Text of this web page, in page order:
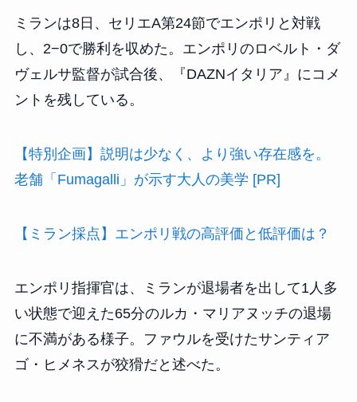
ミランは8日、セリエA第24節でエンポリと対戦
し、2−0で勝利を収めた。エンポリのロベルト・ダ
ヴェルサ監督が試合後、『DAZNイタリア』にコメ
ントを残している。
【特別企画】説明は少なく、より強い存在感を。
老舗「Fumagalli」が示す大人の美学 [PR]
【ミラン採点】エンポリ戦の高評価と低評価は？
エンポリ指揮官は、ミランが退場者を出して1人多
い状態で迎えた65分のルカ・マリアヌッチの退場
に不満がある様子。ファウルを受けたサンティア
ゴ・ヒメネスが狡猾だと述べた。